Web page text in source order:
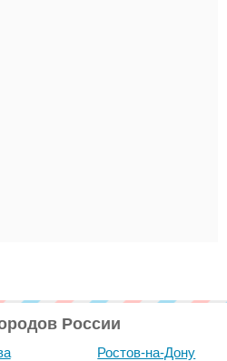
России
Ростов-на-Дону